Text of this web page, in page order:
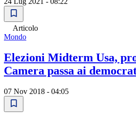
Articolo
Mondo
Elezioni Midterm Usa,
Camera passa ai
07 Nov 2018 - 04:05